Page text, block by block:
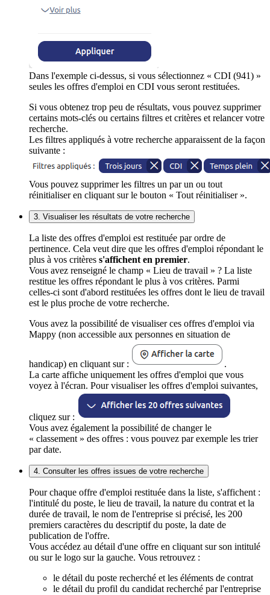
Dans l'exemple ci-dessus, si vous sélectionnez « CDI (941) »
seules les offres d'emploi en CDI vous seront restituées.
Si vous obtenez trop peu de résultats, vous pouvez supprimer
certains mots-clés ou certains filtres et critères et relancer votre
recherche.
Les filtres appliqués à votre recherche apparaissent de la façon
suivante :
Vous pouvez supprimer les filtres un par un ou tout
réinitialiser en cliquant sur le bouton « Tout réinitialiser ».
3. Visualiser les résultats de votre recherche
La liste des offres d'emploi est restituée par ordre de
pertinence. Cela veut dire que les offres d'emploi répondant le
plus à vos critères s'affichent en premier.
Vous avez renseigné le champ « Lieu de travail » ? La liste
restitue les offres répondant le plus à vos critères. Parmi
celles-ci sont d'abord restituées les offres dont le lieu de travail
est le plus proche de votre recherche.
Vous avez la possibilité de visualiser ces offres d'emploi via
Mappy (non accessible aux personnes en situation de
handicap) en cliquant sur :
.
La carte affiche uniquement les offres d'emploi que vous
voyez à l'écran. Pour visualiser les offres d'emploi suivantes,
cliquez sur :
Vous avez également la possibilité de changer le
« classement » des offres : vous pouvez par exemple les trier
par date.
4. Consulter les offres issues de votre recherche
Pour chaque offre d'emploi restituée dans la liste, s'affichent :
l'intitulé du poste, le lieu de travail, la nature du contrat et la
durée de travail, le nom de l'entreprise si précisé, les 200
premiers caractères du descriptif du poste, la date de
publication de l'offre.
Vous accédez au détail d'une offre en cliquant sur son intitulé
ou sur le logo sur la gauche. Vous retrouvez :
le détail du poste recherché et les éléments de contrat
le détail du profil du candidat recherché par l'entreprise